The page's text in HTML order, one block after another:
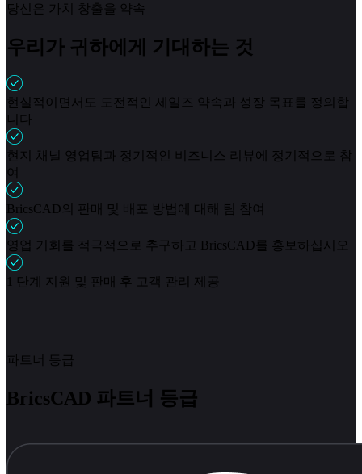
당신은 가치 창출을 약속
우리가 귀하에게 기대하는 것
현실적이면서도 도전적인 세일즈 약속과 성장 목표를 정의합
니다
현지 채널 영업팀과 정기적인 비즈니스 리뷰에 정기적으로 참
여
BricsCAD의 판매 및 배포 방법에 대해 팀 참여
영업 기회를 적극적으로 추구하고 BricsCAD를 홍보하십시오
1 단계 지원 및 판매 후 고객 관리 제공
파트너 등급
BricsCAD 파트너 등급